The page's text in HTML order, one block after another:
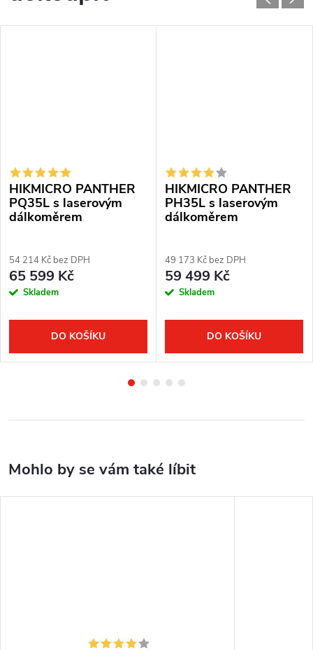
HIKMICRO PANTHER
PQ35L s laserovým
dálkoměrem
54 214 Kč bez DPH
65 599 Kč
Skladem
DO KOŠÍKU
HIKMICRO PANTHER
PH35L s laserovým
dálkoměrem
49 173 Kč bez DPH
59 499 Kč
Skladem
DO KOŠÍKU